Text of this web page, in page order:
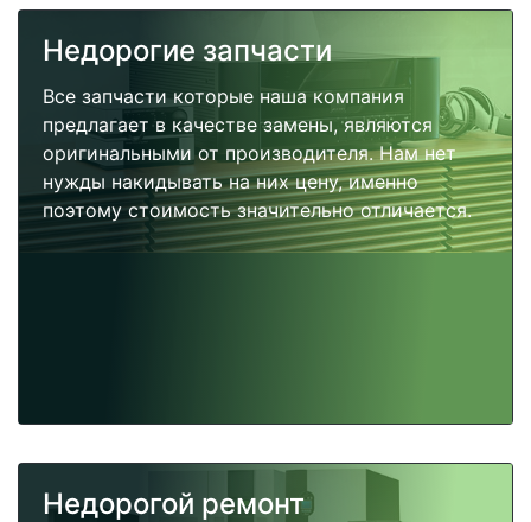
Недорогие запчасти
Все запчасти которые наша компания
предлагает в качестве замены, являются
оригинальными от производителя. Нам нет
нужды накидывать на них цену, именно
поэтому стоимость значительно отличается.
Недорогой ремонт